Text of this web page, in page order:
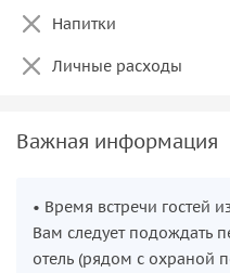
Напитки
Личные расходы
Важная информация
• Время встречи гостей
Вам следует подождать
отель (рядом с охраной